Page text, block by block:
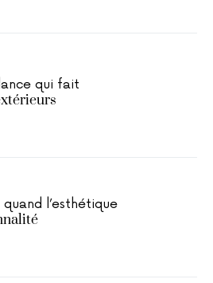
qui fait
l’esthétique